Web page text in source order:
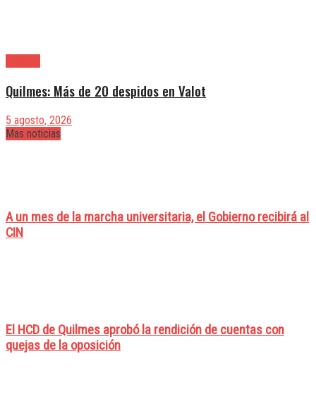
Quilmes: Más de 20 despidos en Valot
5 agosto, 2026
Mas noticias
A un mes de la marcha universitaria, el Gobierno recibirá al
CIN
El HCD de Quilmes aprobó la rendición de cuentas con
quejas de la oposición